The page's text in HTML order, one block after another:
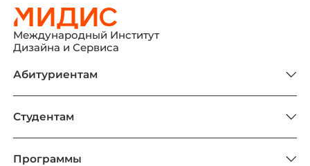
Международный Институт
Дизайна и Сервиса
Программы
Абитуриентам
Студентам